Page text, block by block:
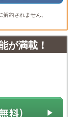
約されません。
が満載！